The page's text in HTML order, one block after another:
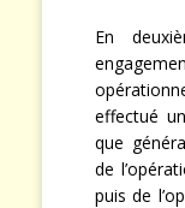
En
effectué
que
de
puis de